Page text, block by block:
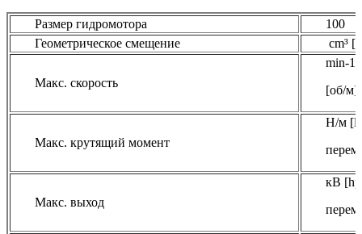
Размер гидромотора
100
Геометрическое смещение
cm³
Макс. скорость
min-1
[об/м]
Макс. крутящий момент
Н/м
Макс. выход
кВ